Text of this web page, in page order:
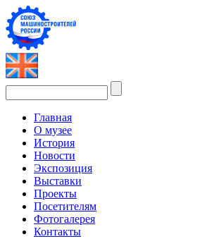
Главная
О музее
История
Новости
Экспозиция
Выставки
Проекты
Посетителям
Фотогалерея
Контакты